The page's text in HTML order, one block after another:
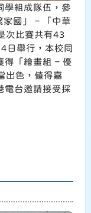
學組成隊伍，參
國」 – 「中華
次比賽共有43
日舉行，本校同
得「繪畫組 – 優
出色，值得嘉
電台邀請接受採